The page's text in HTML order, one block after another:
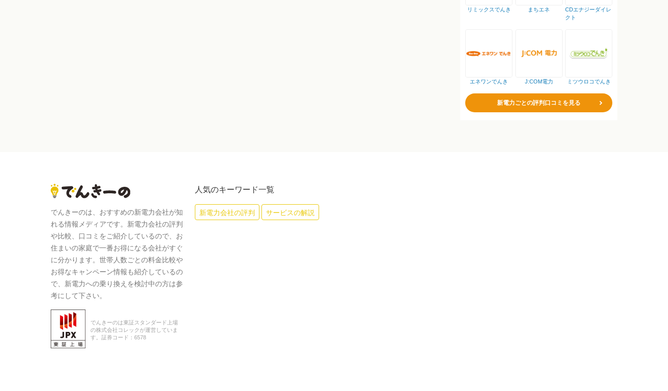
リミックスでんき まちエネ
CDエナジーダイレ
クト
エネワンでんき J:COM電力 ミツウロコでんき
新電力ごとの評判口コミを見る
でんきーのは、おすすめの新電力会社が知
れる情報メディアです。新電力会社の評判
や比較、口コミをご紹介しているので、お
住まいの家庭で一番お得になる会社がすぐ
に分かります。世帯人数ごとの料金比較や
お得なキャンペーン情報も紹介しているの
で、新電力への乗り換えを検討中の方は参
考にして下さい。
でんきーのは東証スタンダード上場
の株式会社コレックが運営していま
す。証券コード：6578
人気のキーワード一覧
新電力会社の評判 サービスの解説